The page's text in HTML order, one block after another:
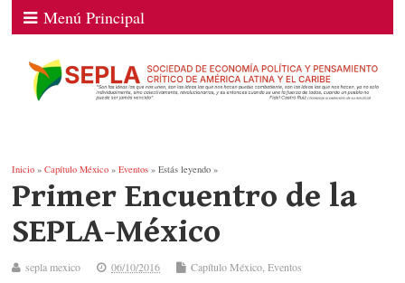
Menú Principal
Inicio »Capítulo México »Eventos » Estás leyendo »
Primer Encuentro de la
SEPLA-México
sepla mexico 06/10/2016 Capítulo México,Eventos